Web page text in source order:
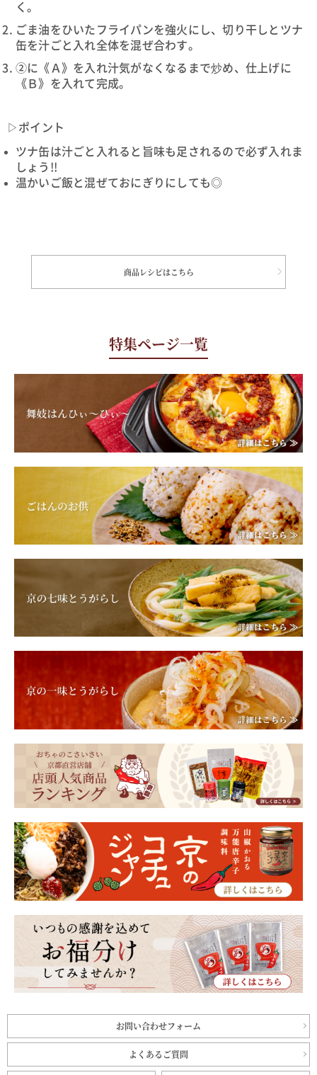
く。
ごま油をひいたフライパンを強火にし、切り干しとツナ
缶を汁ごと入れ全体を混ぜ合わす。
②に《Ａ》を入れ汁気がなくなるまで炒め、仕上げに
《Ｂ》を入れて完成。
▷ポイント
ツナ缶は汁ごと入れると旨味も足されるので必ず入れま
しょう!!
温かいご飯と混ぜておにぎりにしても◎
商品レシピはこちら
特集ページ一覧
お問い合わせフォーム
よくあるご質問